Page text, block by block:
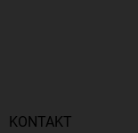
KONTAKT